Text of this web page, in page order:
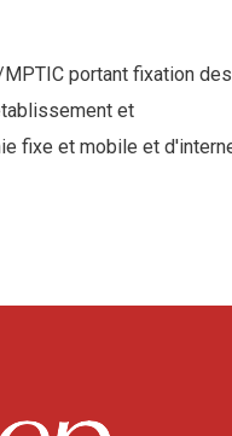
portant fixation des
et
fixe et mobile et